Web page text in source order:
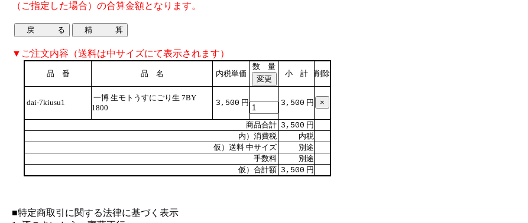
（ご指定した場合）の合算金額となります。
▼ご注文内容（送料は中サイズにて表示されます）
品 番 品 名 内税単価
数 量
小 計
削除
dai-7kiusu1
一博 生モトうすにごり生 7BY
1800
3,500 円 3,500 円
商品合計 3,500 円
内）消費税
内税
仮）送料 中サイズ
別途
手数料
別途
仮）合計額 3,500 円
■特定商取引に関する法律に基づく表示